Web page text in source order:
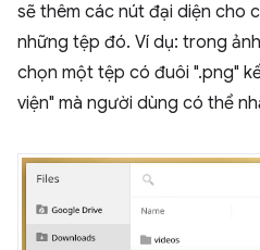
sẽ thêm các nút đại diện cho
những tệp đó. Ví dụ: trong
chọn một tệp có đuôi ".png"
viện" mà người dùng có thể